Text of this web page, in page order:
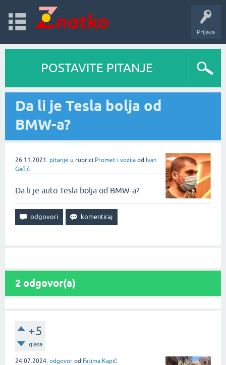
Prijava
POSTAVITE PITANJE
Da li je Tesla bolja od
BMW-a?
26.11.2021. pitanje u rubrici Promet i vozila od Ivan
Gačić
Da li je auto Tesla bolja od BMW-a?
2 odgovor(a)
+5
glasa
24.07.2024. odgovor od Fatima Kapić